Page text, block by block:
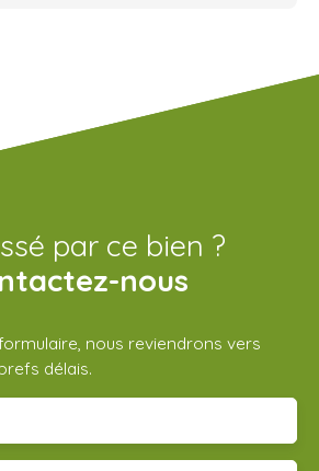
par ce bien ?
nous
nous reviendrons vers
délais.